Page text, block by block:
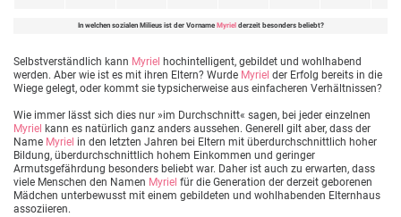
In welchen sozialen Milieus ist der Vorname Myriel derzeit besonders beliebt?
Selbstverständlich kann Myriel hochintelligent, gebildet und wohlhabend
werden. Aber wie ist es mit ihren Eltern? Wurde Myriel der Erfolg bereits in die
Wiege gelegt, oder kommt sie typsicherweise aus einfacheren Verhältnissen?
Wie immer lässt sich dies nur »im Durchschnitt« sagen, bei jeder einzelnen
Myriel kann es natürlich ganz anders aussehen. Generell gilt aber, dass der
Name Myriel in den letzten Jahren bei Eltern mit überdurchschnittlich hoher
Bildung, überdurchschnittlich hohem Einkommen und geringer
Armutsgefährdung besonders beliebt war. Daher ist auch zu erwarten, dass
viele Menschen den Namen Myriel für die Generation der derzeit geborenen
Mädchen unterbewusst mit einem gebildeten und wohlhabenden Elternhaus
assoziieren.